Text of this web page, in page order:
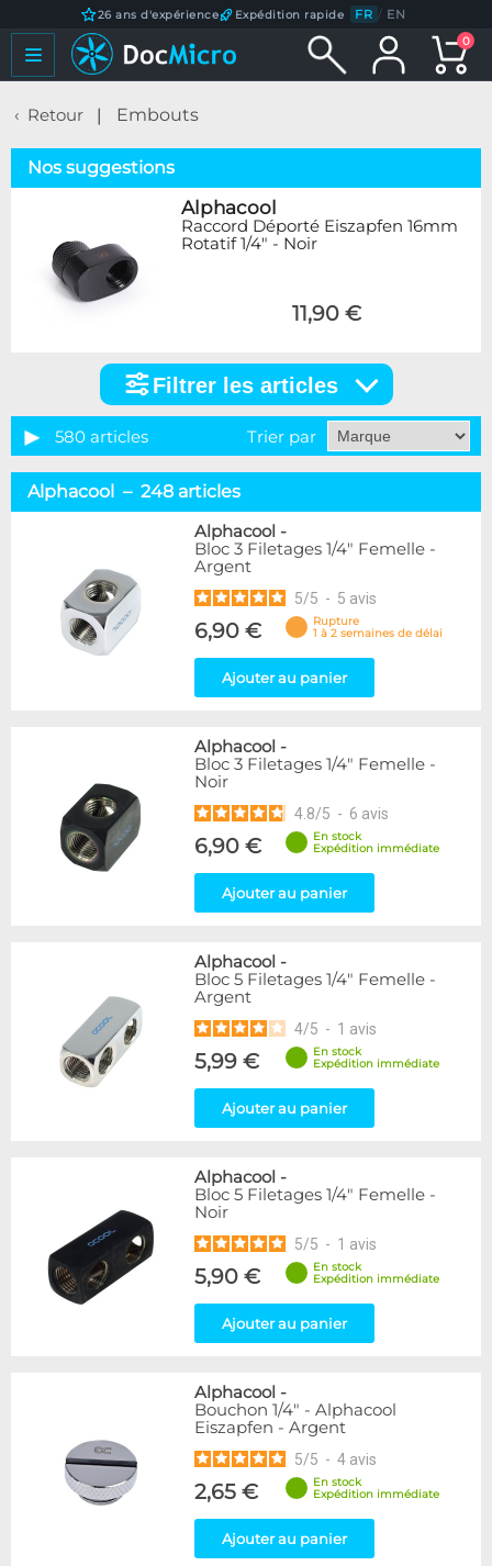
26 ans d'expérience Expédition rapide FR / EN
0
Retour Embouts
Nos suggestions
Alphacool
Raccord Déporté Eiszapfen 16mm
Rotatif 1/4" - Noir
11,90 €
articles
Catégorie
Embouts tuyaux souples
Embouts tubes rigides
110
18
Adaptateurs
338
Marque
Alphacool
52
55
10
142
KooLance
Monsoon
9
Nanoxia
PrimoChill
9
31
216
Noir/Nickel
28
Plexi
2
Couleur
36
Noir
236
Or
Vert
4
1
Raccord en Y
5
Forme
Filtrer les articles
580 articles Trier par
Alphacool – 248 articles
Alphacool -
Bloc 3 Filetages 1/4" Femelle -
Argent
5/5 - 5 avis
6,90 €
Rupture
1 à 2 semaines de délai
Ajouter au panier
Alphacool -
Bloc 3 Filetages 1/4" Femelle -
Noir
4.8/5 - 6 avis
6,90 €
En stock
Expédition immédiate
Ajouter au panier
Alphacool -
Bloc 5 Filetages 1/4" Femelle -
Argent
4/5 - 1 avis
5,99 €
En stock
Expédition immédiate
Ajouter au panier
Alphacool -
Bloc 5 Filetages 1/4" Femelle -
Noir
5/5 - 1 avis
5,90 €
En stock
Expédition immédiate
Ajouter au panier
Alphacool -
Bouchon 1/4" - Alphacool
Eiszapfen - Argent
5/5 - 4 avis
2,65 €
En stock
Expédition immédiate
Ajouter au panier